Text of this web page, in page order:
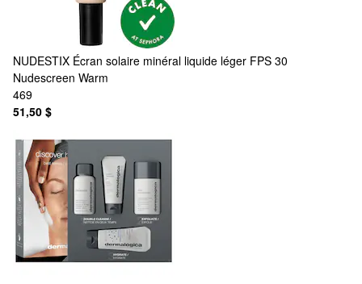
NUDESTIX Écran solaire minéral liquide léger FPS 30
Nudescreen Warm
469
51,50 $